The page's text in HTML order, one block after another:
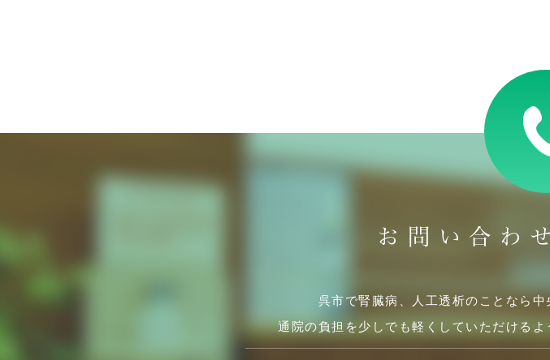
お問い合わ
呉市で腎臓病、人工透析のことなら
通院の負担を少しでも軽くしていただける